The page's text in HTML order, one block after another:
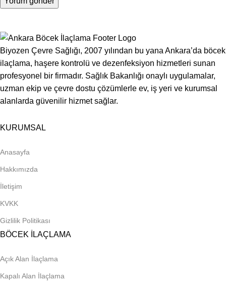
Biyozen Çevre Sağlığı, 2007 yılından bu yana Ankara’da böcek
ilaçlama, haşere kontrolü ve dezenfeksiyon hizmetleri sunan
profesyonel bir firmadır. Sağlık Bakanlığı onaylı uygulamalar,
uzman ekip ve çevre dostu çözümlerle ev, iş yeri ve kurumsal
alanlarda güvenilir hizmet sağlar.
KURUMSAL
Anasayfa
Hakkımızda
İletişim
KVKK
Gizlilik Politikası
BÖCEK İLAÇLAMA
Açık Alan İlaçlama
Kapalı Alan İlaçlama